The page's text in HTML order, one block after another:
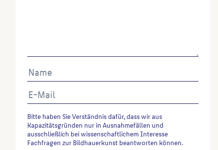
Bitte haben Sie Verständnis dafür, dass wir aus
Kapazitätsgründen nur in Ausnahmefällen und
ausschließlich bei wissenschaftlichem Interesse
Fachfragen zur Bildhauerkunst beantworten können.